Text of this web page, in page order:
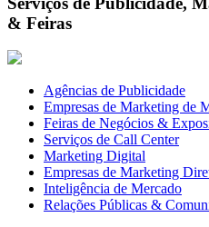
& Feiras
Agências de Publicidade
Empresas de Marketing de
Feiras de Negócios &
Serviços de Call Center
Marketing Digital
Empresas de Marketing
Inteligência de Mercado
Relações Públicas &